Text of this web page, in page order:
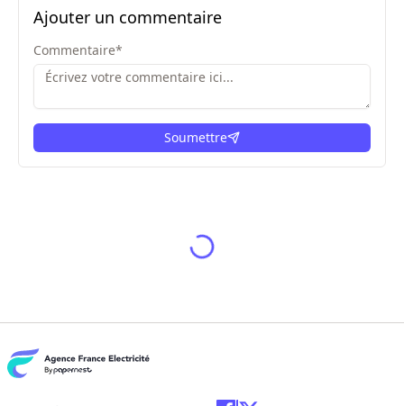
Ajouter un commentaire
Commentaire*
Soumettre
avons aidé + de 1
million de français à
faire les bons choix